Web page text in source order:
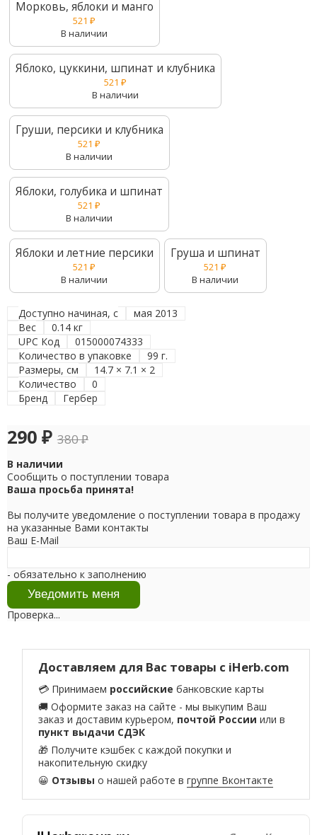
Морковь, яблоки и манго
521₽
В наличии
Яблоко, цуккини, шпинат и клубника
521 ₽
В наличии
Груши, персики и клубника
521₽
В наличии
Яблоки, голубика и шпинат
521 ₽
В наличии
Яблоки и летние персики
521₽
В наличии
Груша и шпинат
521₽
В наличии
Доступно начиная, с
мая 2013
Вес
0.14 кг
UPC Код
015000074333
Количество в упаковке
99 г.
Размеры, см
14.7 × 7.1 × 2
Количество
0
Бренд
Гербер
290 ₽ 380₽
В наличии
Сообщить о поступлении товара
Ваша просьба принята!
Вы получите уведомление о поступлении товара в продажу
на указанные Вами контакты
Ваш E-Mail
- обязательно к заполнению
Проверка...
Доставляем для Вас товары с iHerb.com
💳 Принимаем российские банковские карты
🚚 Оформите заказ на сайте - мы выкупим Ваш
заказ и доставим курьером, почтой России или в
пункт выдачи СДЭК
🎁 Получите кэшбек с каждой покупки и
накопительную скидку
😀 Отзывы о нашей работе вгруппе Вконтакте